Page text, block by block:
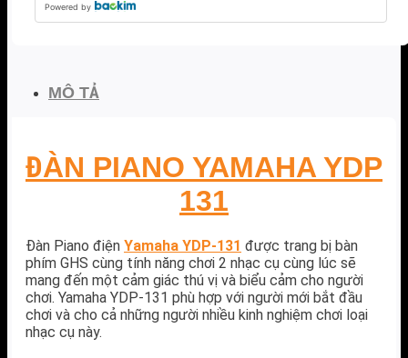
Powered by
MÔ TẢ
ĐÀN PIANO YAMAHA YDP
131
Đàn Piano điện Yamaha YDP-131 được trang bị bàn
phím GHS cùng tính năng chơi 2 nhạc cụ cùng lúc sẽ
mang đến một cảm giác thú vị và biểu cảm cho người
chơi. Yamaha YDP-131 phù hợp với người mới bắt đầu
chơi và cho cả những người nhiều kinh nghiệm chơi loại
nhạc cụ này.